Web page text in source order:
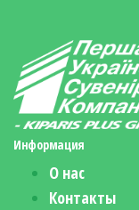
Информация
О нас
Контакты